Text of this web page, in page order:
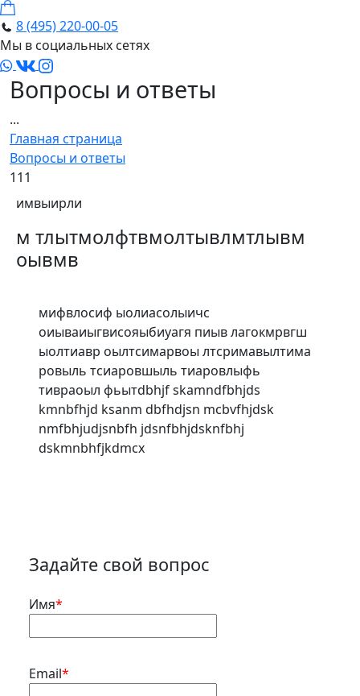
8 (495) 220-00-05
Мы в социальных сетях
Вопросы и ответы
...
Главная страница
Вопросы и ответы
111
имвыирли
м тлытмолфтвмолтывлмтлывм
оывмв
мифвлосиф ыолиасолыичс
оиываиыгвисояыбиуагя пиыв лагокмрвгш
ыолтиавр оылтсимарвоы лтсримавылтима
ровыль тсиаровшыль тиаровлыфь
тивраоыл фьытdbhjf skamndfbhjds
kmnbfhjd ksanm dbfhdjsn mcbvfhjdsk
nmfbhjudjsnbfh jdsnfbhjdsknfbhj
dskmnbhfjkdmcx
Задайте свой вопрос
Имя*
Email*